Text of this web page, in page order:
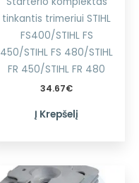
tinkantis trimeriui STIHL
FS400/STIHL FS
450/STIHL FS 480/STIHL
FR 450/STIHL FR 480
34.67€
Į Krepšelį